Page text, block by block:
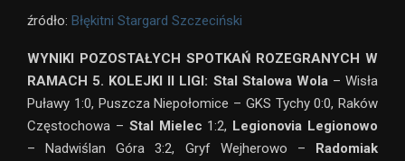
źródło: Błękitni Stargard Szczeciński
WYNIKI POZOSTAŁYCH SPOTKAŃ ROZEGRANYCH W
RAMACH 5. KOLEJKI II LIGI: Stal Stalowa Wola– Wisła
Puławy 1:0, Puszcza Niepołomice – GKS Tychy 0:0, Raków
Częstochowa – Stal Mielec 1:2, Legionovia Legionowo
– Nadwiślan Góra 3:2, Gryf Wejherowo – Radomiak